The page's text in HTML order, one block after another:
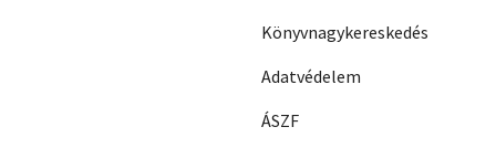
Könyvnagykereskedés
Adatvédelem
ÁSZF